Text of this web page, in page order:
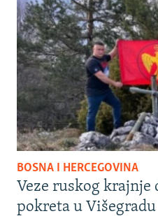
BOSNA I HERCEGOVINA
Veze ruskog krajnje
pokreta u Višegradu